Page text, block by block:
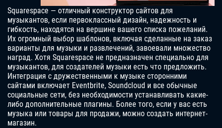
Squarespace — отличный конструктор сайтов для
музыкантов, если первоклассный дизайн, надежность и
гибкость, находятся на вершине вашего списка пожеланий.
Их огромный выбор шаблонов, включая сделанные на заказ
варианты для музыки и развлечений, завоевали множество
наград. Хотя Squarespace не предназначен специально для
музыкантов, для создателей музыки есть что предложить.
Интеграция с дружественными к музыке сторонними
сайтами включает Eventbrite, Soundcloud и все обычные
социальные сети, без необходимости устанавливать какие-
либо дополнительные плагины. Более того, если у вас есть
музыка или товары для продажи, можно создать интернет-
магазин.